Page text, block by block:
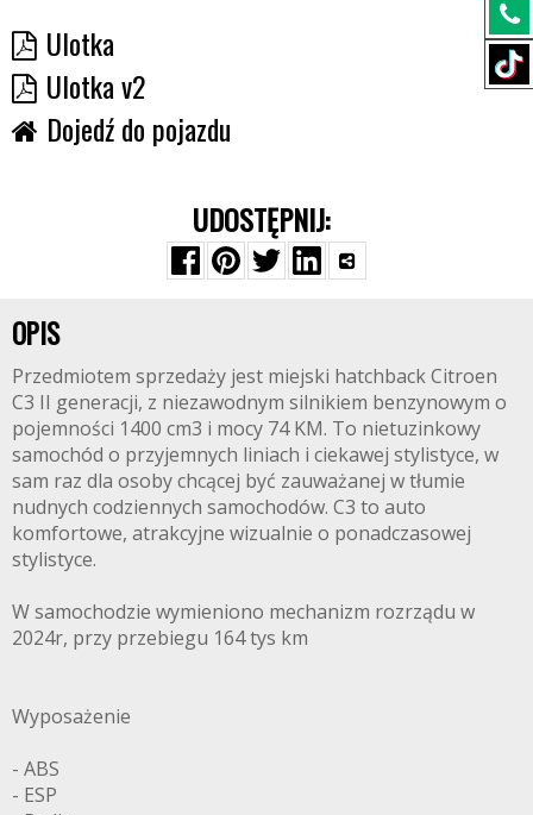
Ulotka
Ulotka v2
Dojedź do pojazdu
UDOSTĘPNIJ:
OPIS
Przedmiotem sprzedaży jest miejski hatchback Citroen
C3 II generacji, z niezawodnym silnikiem benzynowym o
pojemności 1400 cm3 i mocy 74 KM. To nietuzinkowy
samochód o przyjemnych liniach i ciekawej stylistyce, w
sam raz dla osoby chcącej być zauważanej w tłumie
nudnych codziennych samochodów. C3 to auto
komfortowe, atrakcyjne wizualnie o ponadczasowej
stylistyce.
W samochodzie wymieniono mechanizm rozrządu w
2024r, przy przebiegu 164 tys km
Wyposażenie
- ABS
- ESP